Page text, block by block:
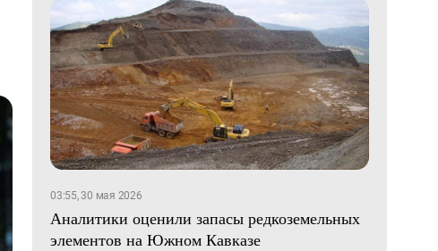
03:55, 30 мая 2026
Аналитики оценили запасы редкоземельных
элементов на Южном Кавказе